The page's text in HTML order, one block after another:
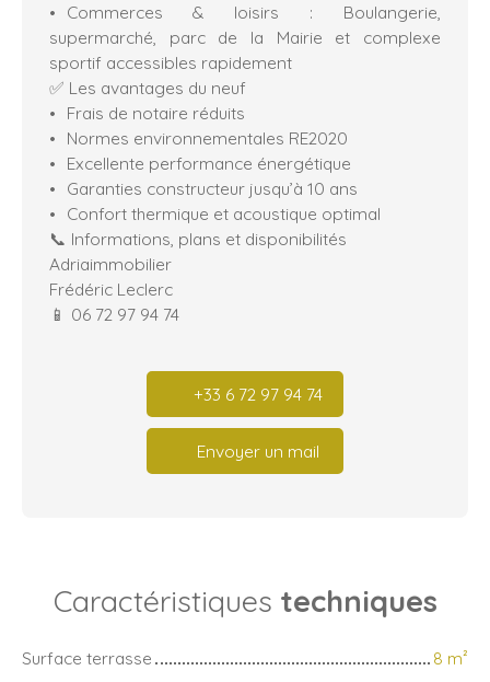
Commerces & loisirs : Boulangerie,
supermarché, parc de la Mairie et complexe
sportif accessibles rapidement
✅ Les avantages du neuf
Frais de notaire réduits
Normes environnementales RE2020
Excellente performance énergétique
Garanties constructeur jusqu’à 10 ans
Confort thermique et acoustique optimal
📞 Informations, plans et disponibilités
Adriaimmobilier
Frédéric Leclerc
📱 06 72 97 94 74
+33 6 72 97 94 74
Envoyer un mail
Caractéristiques techniques
Surface terrasse 8 m²